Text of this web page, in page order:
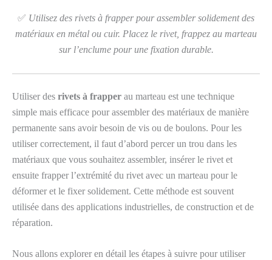
✅ Utilisez des rivets à frapper pour assembler solidement des
matériaux en métal ou cuir. Placez le rivet, frappez au marteau
sur l’enclume pour une fixation durable.
Utiliser des rivets à frapper au marteau est une technique
simple mais efficace pour assembler des matériaux de manière
permanente sans avoir besoin de vis ou de boulons. Pour les
utiliser correctement, il faut d’abord percer un trou dans les
matériaux que vous souhaitez assembler, insérer le rivet et
ensuite frapper l’extrémité du rivet avec un marteau pour le
déformer et le fixer solidement. Cette méthode est souvent
utilisée dans des applications industrielles, de construction et de
réparation.
Nous allons explorer en détail les étapes à suivre pour utiliser